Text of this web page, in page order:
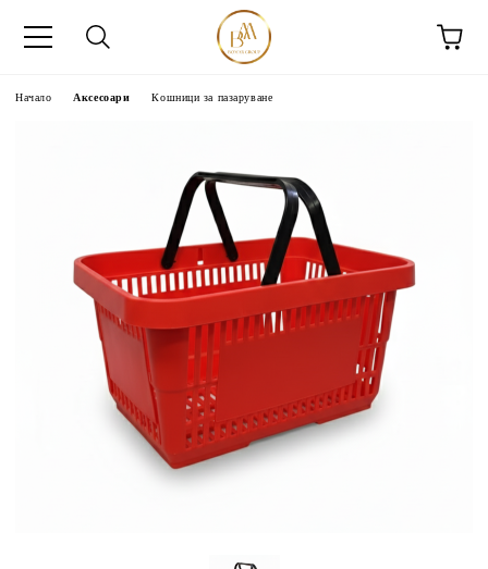
Начало Аксесоари Кошници за пазаруване